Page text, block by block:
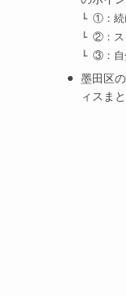
①：続
②：ス
③：自
墨田区
ィスま